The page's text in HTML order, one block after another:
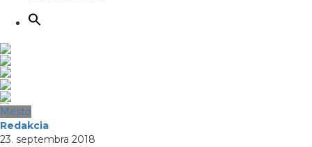
Mesto
Redakcia
23. septembra 2018